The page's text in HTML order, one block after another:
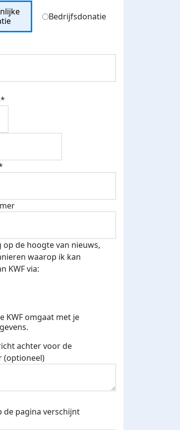
mails verstuurd
t-shirt
Type Bedrijfsdonatie
de hoogte van nieuws,
waarop ik kan
KWF via:
KWF omgaat met je
achter voor de
(optioneel)
de pagina verschijnt